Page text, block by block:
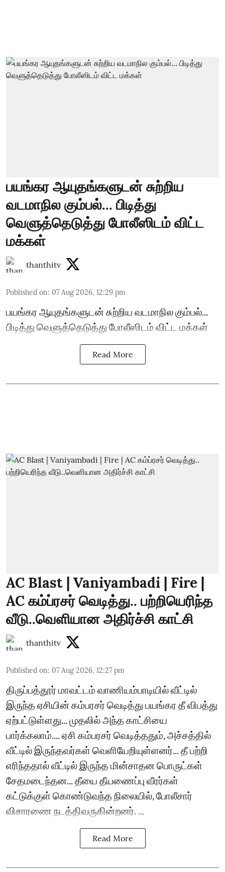
பயங்கர ஆயுதங்களுடன் சுற்றிய
வடமாநில கும்பல்... பிடித்து
வெளுத்தெடுத்து போலீஸிடம் விட்ட
மக்கள்
thanthitv
Published on: 07 Aug 2026, 12:29 pm
பயங்கர ஆயுதங்களுடன் சுற்றிய வடமாநில கும்பல்...
பிடித்து வெளுத்தெடுத்து போலீஸிடம் விட்ட மக்கள்
Read More
AC Blast | Vaniyambadi | Fire |
AC கம்ப்ரசர் வெடித்து.. பற்றியெரிந்த
வீடு..வெளியான அதிர்ச்சி காட்சி
thanthitv
Published on: 07 Aug 2026, 12:27 pm
திருப்பத்தூர் மாவட்டம் வாணியம்பாடியில் வீட்டில்
இருந்த ஏசியின் கம்பரசர் வெடித்து பயங்கர தீ விபத்து
ஏற்பட்டுள்ளது... முதலில் அந்த காட்சியை
பார்க்கலாம்.... ஏசி கம்பரசர் வெடித்ததும், அச்சத்தில்
வீட்டில் இருந்தவர்கள் வெளியேறியுள்ளனர்... தீ பற்றி
எரிந்ததால் வீட்டில் இருந்த மின்சாதன பொருட்கள்
சேதமடைந்தன... தீயை தீயணைப்பு வீரர்கள்
கட்டுக்குள் கொண்டுவந்த நிலையில், போலீசார்
விசாரணை நடத்திவருகின்றனர். ...
Read More